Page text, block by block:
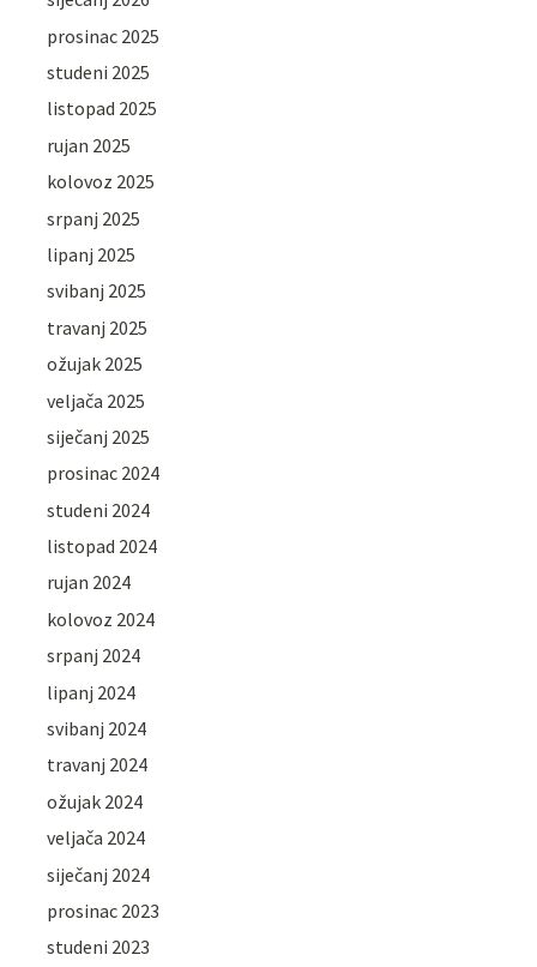
prosinac 2025
studeni 2025
listopad 2025
rujan 2025
kolovoz 2025
srpanj 2025
lipanj 2025
svibanj 2025
travanj 2025
ožujak 2025
veljača 2025
siječanj 2025
prosinac 2024
studeni 2024
listopad 2024
rujan 2024
kolovoz 2024
srpanj 2024
lipanj 2024
svibanj 2024
travanj 2024
ožujak 2024
veljača 2024
siječanj 2024
prosinac 2023
studeni 2023